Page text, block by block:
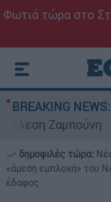
Φωτιά τώρα στο
BREAKING NEWS:
Ζαμπούνη
δημοφιλές τώρα:
«άμεση εμπλοκή» του
έδαφος